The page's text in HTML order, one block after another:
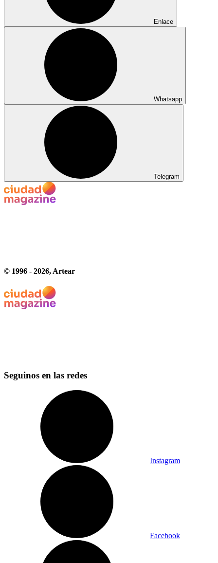
Enlace
Whatsapp
Telegram
© 1996 - 2026, Artear
Seguinos en las redes
Instagram
Facebook